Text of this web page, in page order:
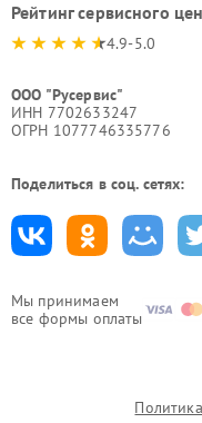
Мы принимаем
все формы оплаты
Рейтинг сервисного
4.9-5.0
ООО "Русервис"
ИНН 7702633247
ОГРН 1077746335776
Поделиться в соц. сетях: